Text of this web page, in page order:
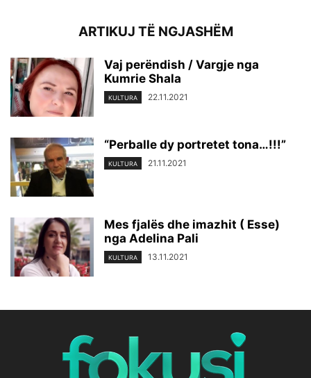
ARTIKUJ TË NGJASHËM
Vaj perëndish / Vargje nga
Kumrie Shala
KULTURA 22.11.2021
“Perballe dy portretet tona…!!!”
KULTURA 21.11.2021
Mes fjalës dhe imazhit ( Esse)
nga Adelina Pali
KULTURA 13.11.2021